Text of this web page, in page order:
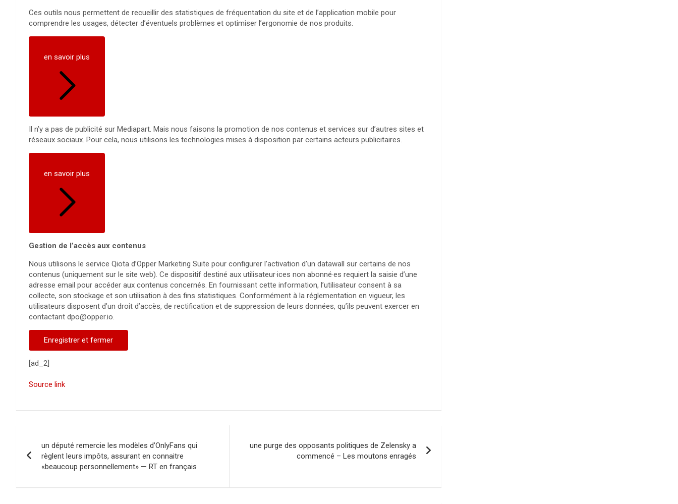
Ces outils nous permettent de recueillir des statistiques de fréquentation du site et de l’application mobile pour
comprendre les usages, détecter d’éventuels problèmes et optimiser l’ergonomie de nos produits.
en savoir plus
Il n’y a pas de publicité sur Mediapart. Mais nous faisons la promotion de nos contenus et services sur d’autres sites et
réseaux sociaux. Pour cela, nous utilisons les technologies mises à disposition par certains acteurs publicitaires.
en savoir plus
Gestion de l’accès aux contenus
Nous utilisons le service Qiota d’Opper Marketing Suite pour configurer l’activation d’un datawall sur certains de nos
contenus (uniquement sur le site web). Ce dispositif destiné aux utilisateur·ices non abonné·es requiert la saisie d’une
adresse email pour accéder aux contenus concernés. En fournissant cette information, l’utilisateur consent à sa
collecte, son stockage et son utilisation à des fins statistiques. Conformément à la réglementation en vigueur, les
utilisateurs disposent d’un droit d’accès, de rectification et de suppression de leurs données, qu’ils peuvent exercer en
contactant dpo@opper.io.
Enregistrer et fermer
[ad_2]
Source link
un député remercie les modèles d’OnlyFans qui
règlent leurs impôts, assurant en connaitre
«beaucoup personnellement» — RT en français
une purge des opposants politiques de Zelensky a
commencé – Les moutons enragés